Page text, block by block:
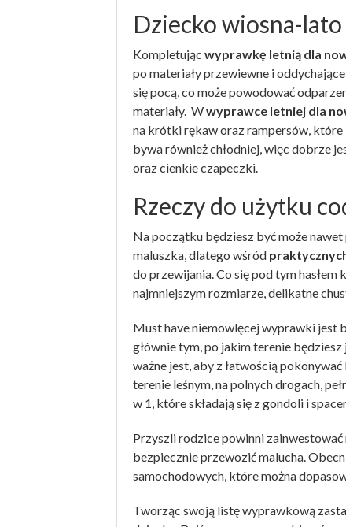
Dziecko wiosna-lato
Kompletując wyprawkę letnią dla
po materiały przewiewne i
się pocą, co może powodować
materiały. Wwyprawce letniej dla
na krótki rękaw oraz rampersów, które
bywa również chłodniej, więc dobrze
oraz cienkie czapeczki.
Rzeczy do użytku
Na początku będziesz być może
maluszka, dlatego wśród
do przewijania. Co się pod tym
najmniejszym rozmiarze, delikatne
Must have niemowlęcej wyprawki jest
głównie tym, po jakim terenie
ważne jest, aby z łatwością
terenie leśnym, na polnych drogach,
w 1, które składają się z gondoli i
Przyszli rodzice powinni
bezpiecznie przewozić malucha.
samochodowych, które można
Tworząc swoją listę wyprawkową